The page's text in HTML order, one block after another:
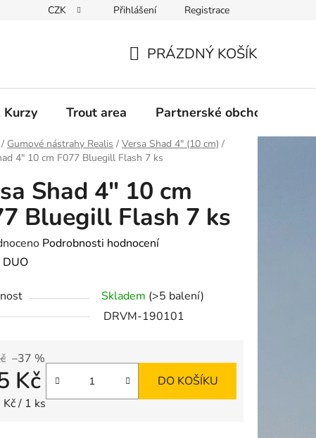
CZK Přihlášení Registrace
KOŠÍK
PRÁZDNÝ KOŠÍK
Kurzy Trout area Partnerské obchody
/ Gumové nástrahy Realis / Versa Shad 4" (10 cm) /
4" 10 cm F077 Bluegill Flash 7 ks
Shad 4" 10 cm
Bluegill Flash 7 ks
Podrobnosti hodnocení
DUO
Skladem (>5 balení)
DRVM-190101
–37 %
Kč
cena:/ 1 ks
DO KOŠÍKU